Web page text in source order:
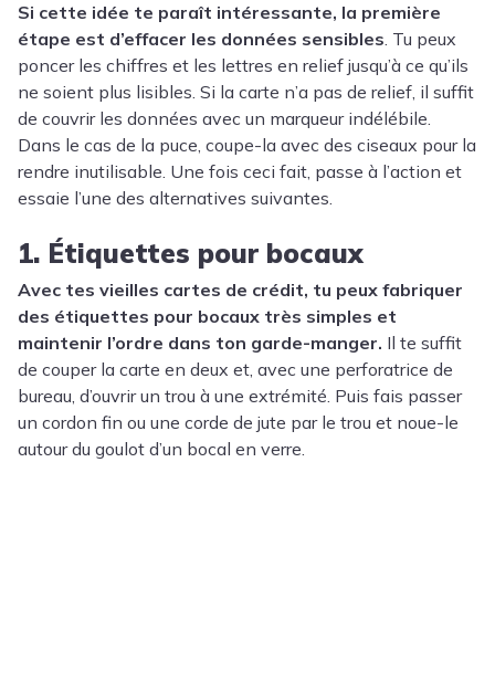
Si cette idée te paraît intéressante, la première
étape est d’effacer les données sensibles . Tu peux
poncer les chiffres et les lettres en relief jusqu’à ce qu’ils
ne soient plus lisibles. Si la carte n’a pas de relief, il suffit
de couvrir les données avec un marqueur indélébile.
Dans le cas de la puce, coupe-la avec des ciseaux pour la
rendre inutilisable. Une fois ceci fait, passe à l’action et
essaie l’une des alternatives suivantes.
1. Étiquettes pour bocaux
Avec tes vieilles cartes de crédit, tu peux fabriquer
des étiquettes pour bocaux très simples et
maintenir l’ordre dans ton garde-manger. Il te suffit
de couper la carte en deux et, avec une perforatrice de
bureau, d’ouvrir un trou à une extrémité. Puis fais passer
un cordon fin ou une corde de jute par le trou et noue-le
autour du goulot d’un bocal en verre.